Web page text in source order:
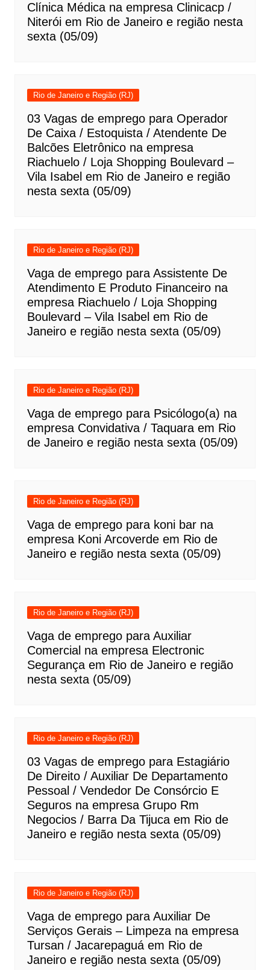
Clínica Médica na empresa Clinicacp /
Niterói em Rio de Janeiro e região nesta
sexta (05/09)
Rio de Janeiro e Região (RJ)
03 Vagas de emprego para Operador
De Caixa / Estoquista / Atendente De
Balcões Eletrônico na empresa
Riachuelo / Loja Shopping Boulevard –
Vila Isabel em Rio de Janeiro e região
nesta sexta (05/09)
Rio de Janeiro e Região (RJ)
Vaga de emprego para Assistente De
Atendimento E Produto Financeiro na
empresa Riachuelo / Loja Shopping
Boulevard – Vila Isabel em Rio de
Janeiro e região nesta sexta (05/09)
Rio de Janeiro e Região (RJ)
Vaga de emprego para Psicólogo(a) na
empresa Convidativa / Taquara em Rio
de Janeiro e região nesta sexta (05/09)
Rio de Janeiro e Região (RJ)
Vaga de emprego para koni bar na
empresa Koni Arcoverde em Rio de
Janeiro e região nesta sexta (05/09)
Rio de Janeiro e Região (RJ)
Vaga de emprego para Auxiliar
Comercial na empresa Electronic
Segurança em Rio de Janeiro e região
nesta sexta (05/09)
Rio de Janeiro e Região (RJ)
03 Vagas de emprego para Estagiário
De Direito / Auxiliar De Departamento
Pessoal / Vendedor De Consórcio E
Seguros na empresa Grupo Rm
Negocios / Barra Da Tijuca em Rio de
Janeiro e região nesta sexta (05/09)
Rio de Janeiro e Região (RJ)
Vaga de emprego para Auxiliar De
Serviços Gerais – Limpeza na empresa
Tursan / Jacarepaguá em Rio de
Janeiro e região nesta sexta (05/09)